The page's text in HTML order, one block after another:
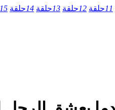
11حلقة 12حلقة 13حلقة 14حلقة 15